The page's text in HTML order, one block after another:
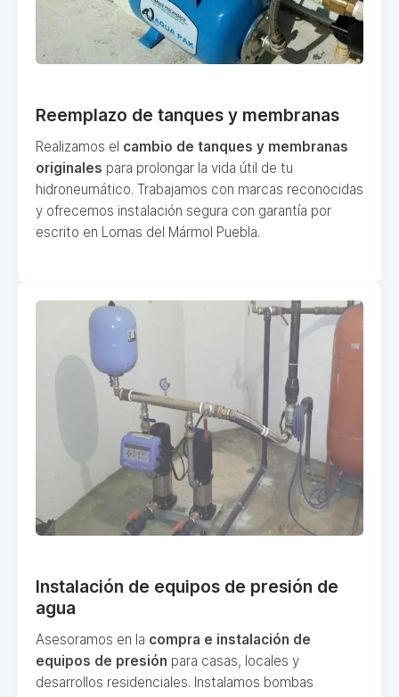
Reemplazo de tanques y membranas
Realizamos el cambio de tanques y membranas
originales para prolongar la vida útil de tu
hidroneumático. Trabajamos con marcas reconocidas
y ofrecemos instalación segura con garantía por
escrito en Lomas del Mármol Puebla.
Instalación de equipos de presión de
agua
Asesoramos en la compra e instalación de
equipos de presión para casas, locales y
desarrollos residenciales. Instalamos bombas